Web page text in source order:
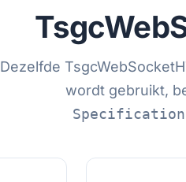
Dezelfde
wordt gebruikt,